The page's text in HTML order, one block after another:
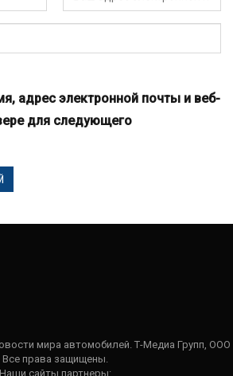
адрес электронной почты и веб-
для следующего
мира автомобилей. Т-Медиа Групп, ООО
Все права защищены.
Наши сайты партнеры: